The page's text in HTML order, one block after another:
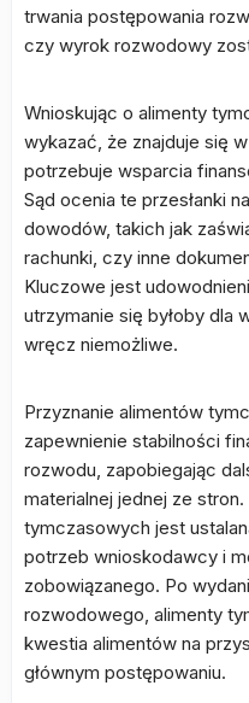
trwania postępowania
czy wyrok rozwodowy
Wnioskując o alimenty
wykazać, że znajduje się
potrzebuje wsparcia
Sąd ocenia te przesłanki
dowodów, takich jak
rachunki, czy inne
Kluczowe jest
utrzymanie się byłoby dla
wręcz niemożliwe.
Przyznanie alimentów
zapewnienie stabilności
rozwodu, zapobiegając
materialnej jednej ze
tymczasowych jest
potrzeb wnioskodawcy i
zobowiązanego. Po
rozwodowego, alimenty
kwestia alimentów na
głównym postępowaniu.